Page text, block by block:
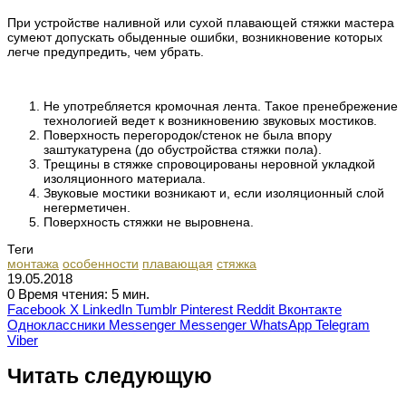
При устройстве наливной или сухой плавающей стяжки мастера
сумеют допускать обыденные ошибки, возникновение которых
легче предупредить, чем убрать.
Не употребляется кромочная лента. Такое пренебрежение
технологией ведет к возникновению звуковых мостиков.
Поверхность перегородок/стенок не была впору
заштукатурена (до обустройства стяжки пола).
Трещины в стяжке спровоцированы неровной укладкой
изоляционного материала.
Звуковые мостики возникают и, если изоляционный слой
негерметичен.
Поверхность стяжки не выровнена.
Теги
монтажа особенности плавающая стяжка
19.05.2018
0 Время чтения: 5 мин.
Facebook X LinkedIn Tumblr Pinterest Reddit Вконтакте
Одноклассники Messenger Messenger WhatsApp Telegram
Viber
Читать следующую